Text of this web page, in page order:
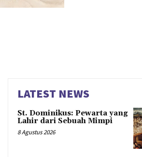
LATEST NEWS
St. Dominikus: Pewarta yang
Lahir dari Sebuah Mimpi
8 Agustus 2026